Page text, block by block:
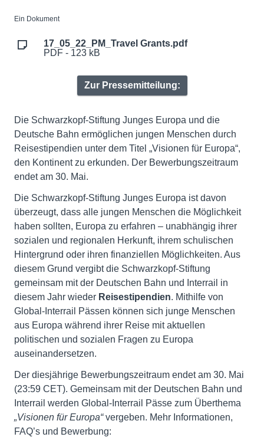
Ein Dokument
17_05_22_PM_Travel Grants.pdf
PDF - 123 kB
Zur Pressemitteilung:
Die Schwarzkopf-Stiftung Junges Europa und die
Deutsche Bahn ermöglichen jungen Menschen durch
Reisestipendien unter dem Titel „Visionen für Europa“,
den Kontinent zu erkunden. Der Bewerbungszeitraum
endet am 30. Mai.
Die Schwarzkopf-Stiftung Junges Europa ist davon
überzeugt, dass alle jungen Menschen die Möglichkeit
haben sollten, Europa zu erfahren – unabhängig ihrer
sozialen und regionalen Herkunft, ihrem schulischen
Hintergrund oder ihren finanziellen Möglichkeiten. Aus
diesem Grund vergibt die Schwarzkopf-Stiftung
gemeinsam mit der Deutschen Bahn und Interrail in
diesem Jahr wieder Reisestipendien. Mithilfe von
Global-Interrail Pässen können sich junge Menschen
aus Europa während ihrer Reise mit aktuellen
politischen und sozialen Fragen zu Europa
auseinandersetzen.
Der diesjährige Bewerbungszeitraum endet am 30. Mai
(23:59 CET). Gemeinsam mit der Deutschen Bahn und
Interrail werden Global-Interrail Pässe zum Überthema
„Visionen für Europa“vergeben. Mehr Informationen,
FAQ’s und Bewerbung: